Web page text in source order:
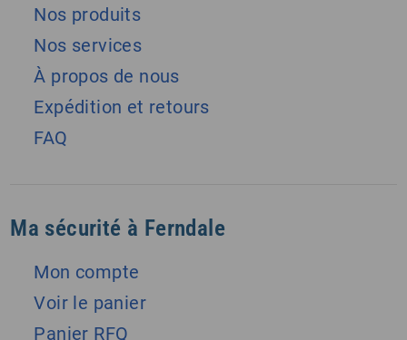
Nos produits
Nos services
À propos de nous
Expédition et retours
FAQ
Ma sécurité à Ferndale
Mon compte
Voir le panier
Panier RFQ